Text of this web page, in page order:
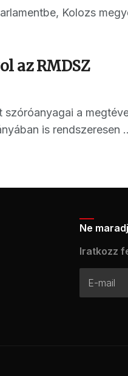
Kolozs
az RMDSZ
a
is rendszeresen
Ne
Iratkozz